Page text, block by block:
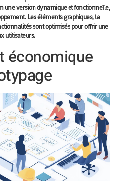
une version dynamique et fonctionnelle,
Les éléments graphiques, la
sont optimisés pour offrir une
utilisateurs.
économique